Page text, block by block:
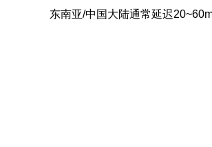
东南亚/中国大陆通常延迟